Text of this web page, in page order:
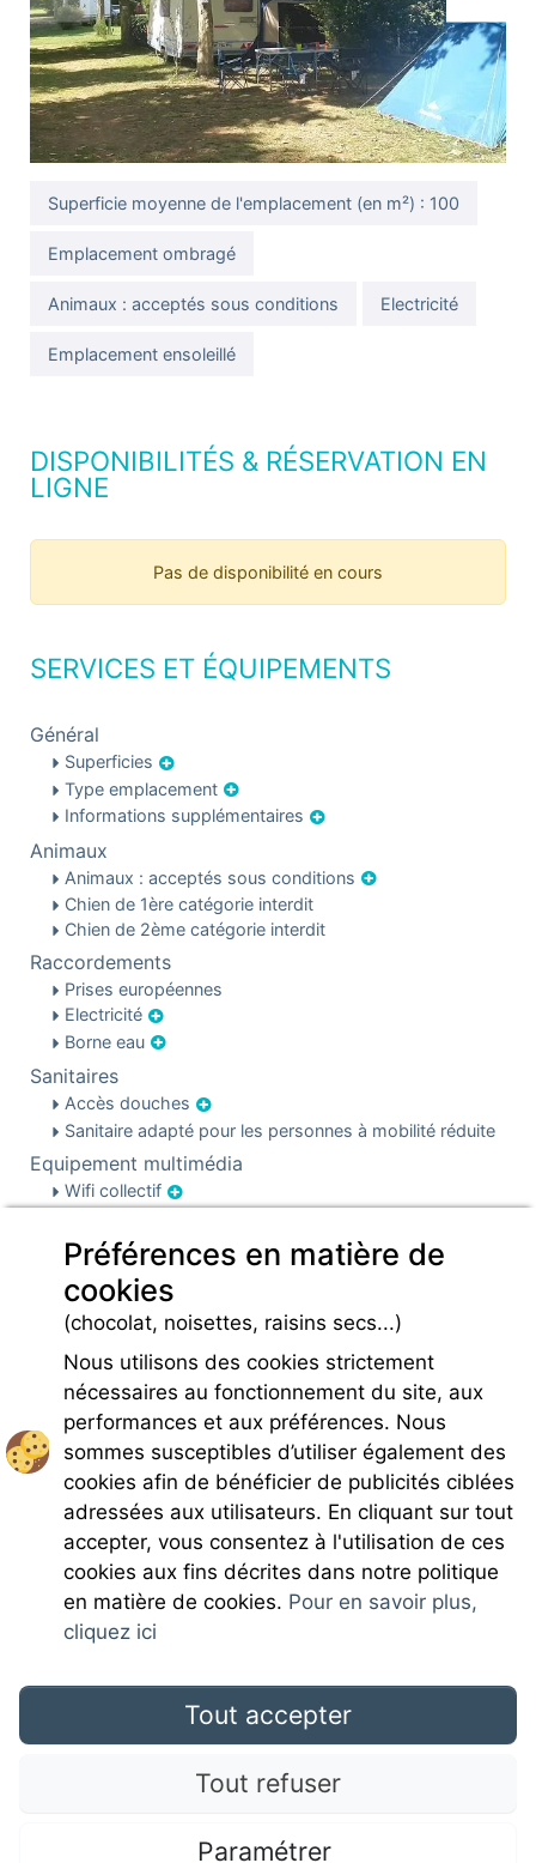
Superficie moyenne de l'emplacement (en m²) : 100
Emplacement ombragé
Animaux : acceptés sous conditions Electricité
Emplacement ensoleillé
DISPONIBILITÉS & RÉSERVATION EN
LIGNE
Pas de disponibilité en cours
SERVICES ET ÉQUIPEMENTS
Général
Superficies
Type emplacement
Informations supplémentaires
Animaux
Animaux : acceptés sous conditions
Chien de 1ère catégorie interdit
Chien de 2ème catégorie interdit
Raccordements
Prises européennes
Electricité
Borne eau
Sanitaires
Accès douches
Sanitaire adapté pour les personnes à mobilité réduite
Equipement multimédia
Wifi collectif
Barbecue
Parking
Parking
Infos pré et post réservation
Charges
Rejoignez-nous
Mentions légales
Préférences en matière de
cookies
(chocolat, noisettes, raisins secs...)
Nous utilisons des cookies strictement
nécessaires au fonctionnement du site, aux
performances et aux préférences. Nous
sommes susceptibles d’utiliser également des
cookies afin de bénéficier de publicités ciblées
adressées aux utilisateurs. En cliquant sur tout
accepter, vous consentez à l'utilisation de ces
cookies aux fins décrites dans notre politique
en matière de cookies. Pour en savoir plus,
cliquez ici
Tout accepter
Tout refuser
Paramétrer